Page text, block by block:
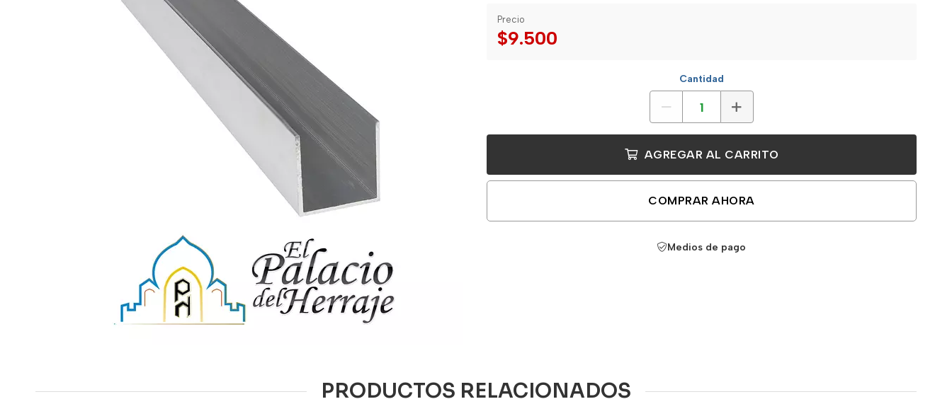
Precio
$9.500
Cantidad
AGREGAR AL CARRITO
COMPRAR AHORA
Medios de pago
PRODUCTOS RELACIONADOS